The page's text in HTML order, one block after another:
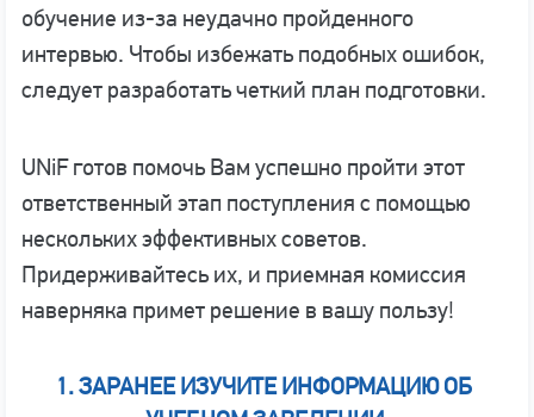
обучение из-за неудачно пройденного
интервью. Чтобы избежать подобных ошибок,
следует разработать четкий план подготовки.
UNiF готов помочь Вам успешно пройти этот
ответственный этап поступления с помощью
нескольких эффективных советов.
Придерживайтесь их, и приемная комиссия
наверняка примет решение в вашу пользу!
1.ЗАРАНЕЕ ИЗУЧИТЕ ИНФОРМАЦИЮ ОБ